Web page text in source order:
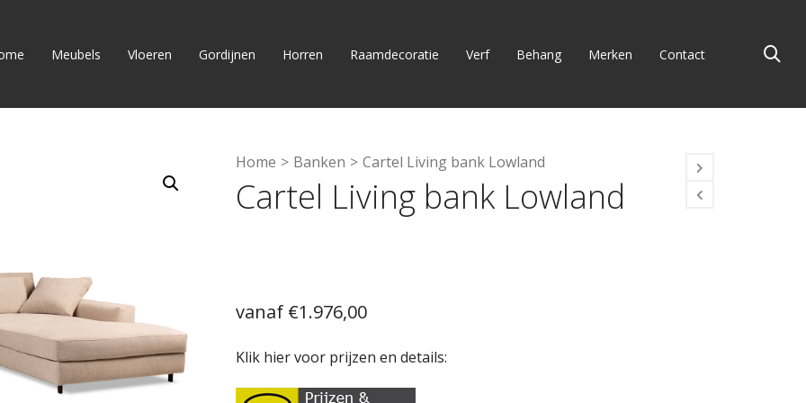
Meubels Vloeren Gordijnen Horren Raamdecoratie Verf Behang Merken Contact
Home > Banken > Cartel Living bank Lowland
Cartel Living bank Lowland
€1.976,00
Klik hier voor prijzen en details: